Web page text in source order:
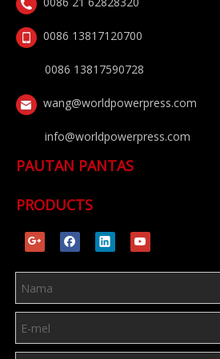
0086 13817120700
0086 13817590728
wang@worldpowerpress.com
info@worldpowerpress.com
PAUTAN PANTAS
PRODUCTS